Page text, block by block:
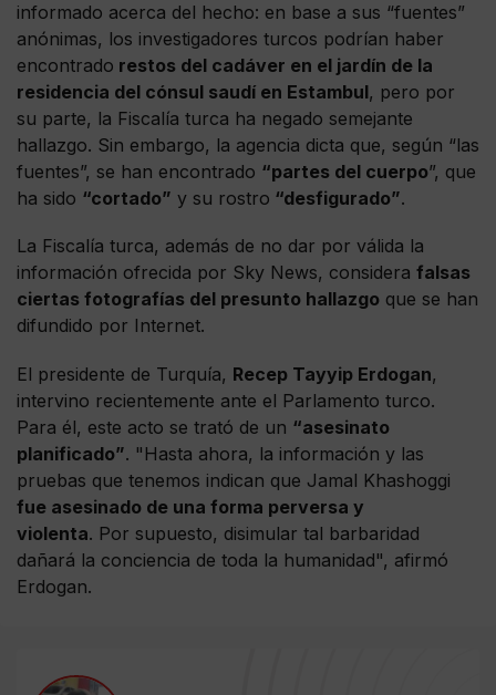
informado acerca del hecho: en base a sus “fuentes”
anónimas, los investigadores turcos podrían haber
encontrado restos del cadáver en el jardín de la
residencia del cónsul saudí en Estambul, pero por
su parte, la Fiscalía turca ha negado semejante
hallazgo. Sin embargo, la agencia dicta que, según “las
fuentes”, se han encontrado “partes del cuerpo”, que
ha sido “cortado” y su rostro “desfigurado”.
La Fiscalía turca, además de no dar por válida la
información ofrecida por Sky News, considera falsas
ciertas fotografías del presunto hallazgo que se han
difundido por Internet.
El presidente de Turquía, Recep Tayyip Erdogan,
intervino recientemente ante el Parlamento turco.
Para él, este acto se trató de un “asesinato
planificado”. "Hasta ahora, la información y las
pruebas que tenemos indican que Jamal Khashoggi
fue asesinado de una forma perversa y
violenta. Por supuesto, disimular tal barbaridad
dañará la conciencia de toda la humanidad", afirmó
Erdogan.